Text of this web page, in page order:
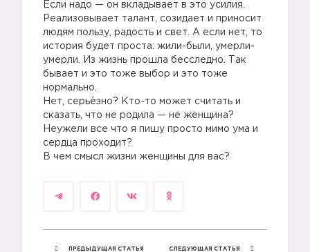
Если надо — он вкладывает в это усилия.
Реализовывает талант, созидает и приносит
людям пользу, радость и свет. А если нет, то
история будет проста: жили-были, умерли-
умерли. Из жизнь прошла бесследно. Так
бывает и это тоже выбор и это тоже
нормально.
Нет, серьёзно? Кто-то может считать и
сказать, что не родила — не женщина?
Неужели все что я пишу просто мимо ума и
сердца проходит?
В чем смысл жизни женщины для вас?
ПРЕДЫДУЩАЯ СТАТЬЯ СЛЕДУЮЩАЯ СТАТЬЯ